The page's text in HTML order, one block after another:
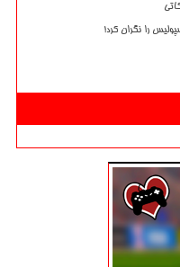
را نگران کرد!